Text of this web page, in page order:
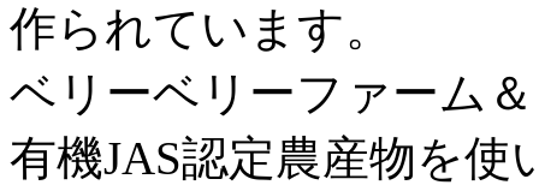
作られています。
ベリーベリーファーム
有機JAS認定農産物を使